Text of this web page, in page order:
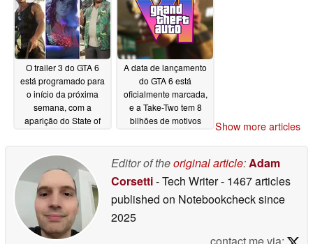
O trailer 3 do GTA 6
está programado para
o início da próxima
semana, com a
aparição do State of
05/22/2026
A data de lançamento
do GTA 6 está
oficialmente marcada,
e a Take-Two tem 8
bilhões de motivos
Show more articles
Editor of theoriginal article:Adam
Corsetti- Tech Writer- 1467 articles
published on Notebookchecksince
2025